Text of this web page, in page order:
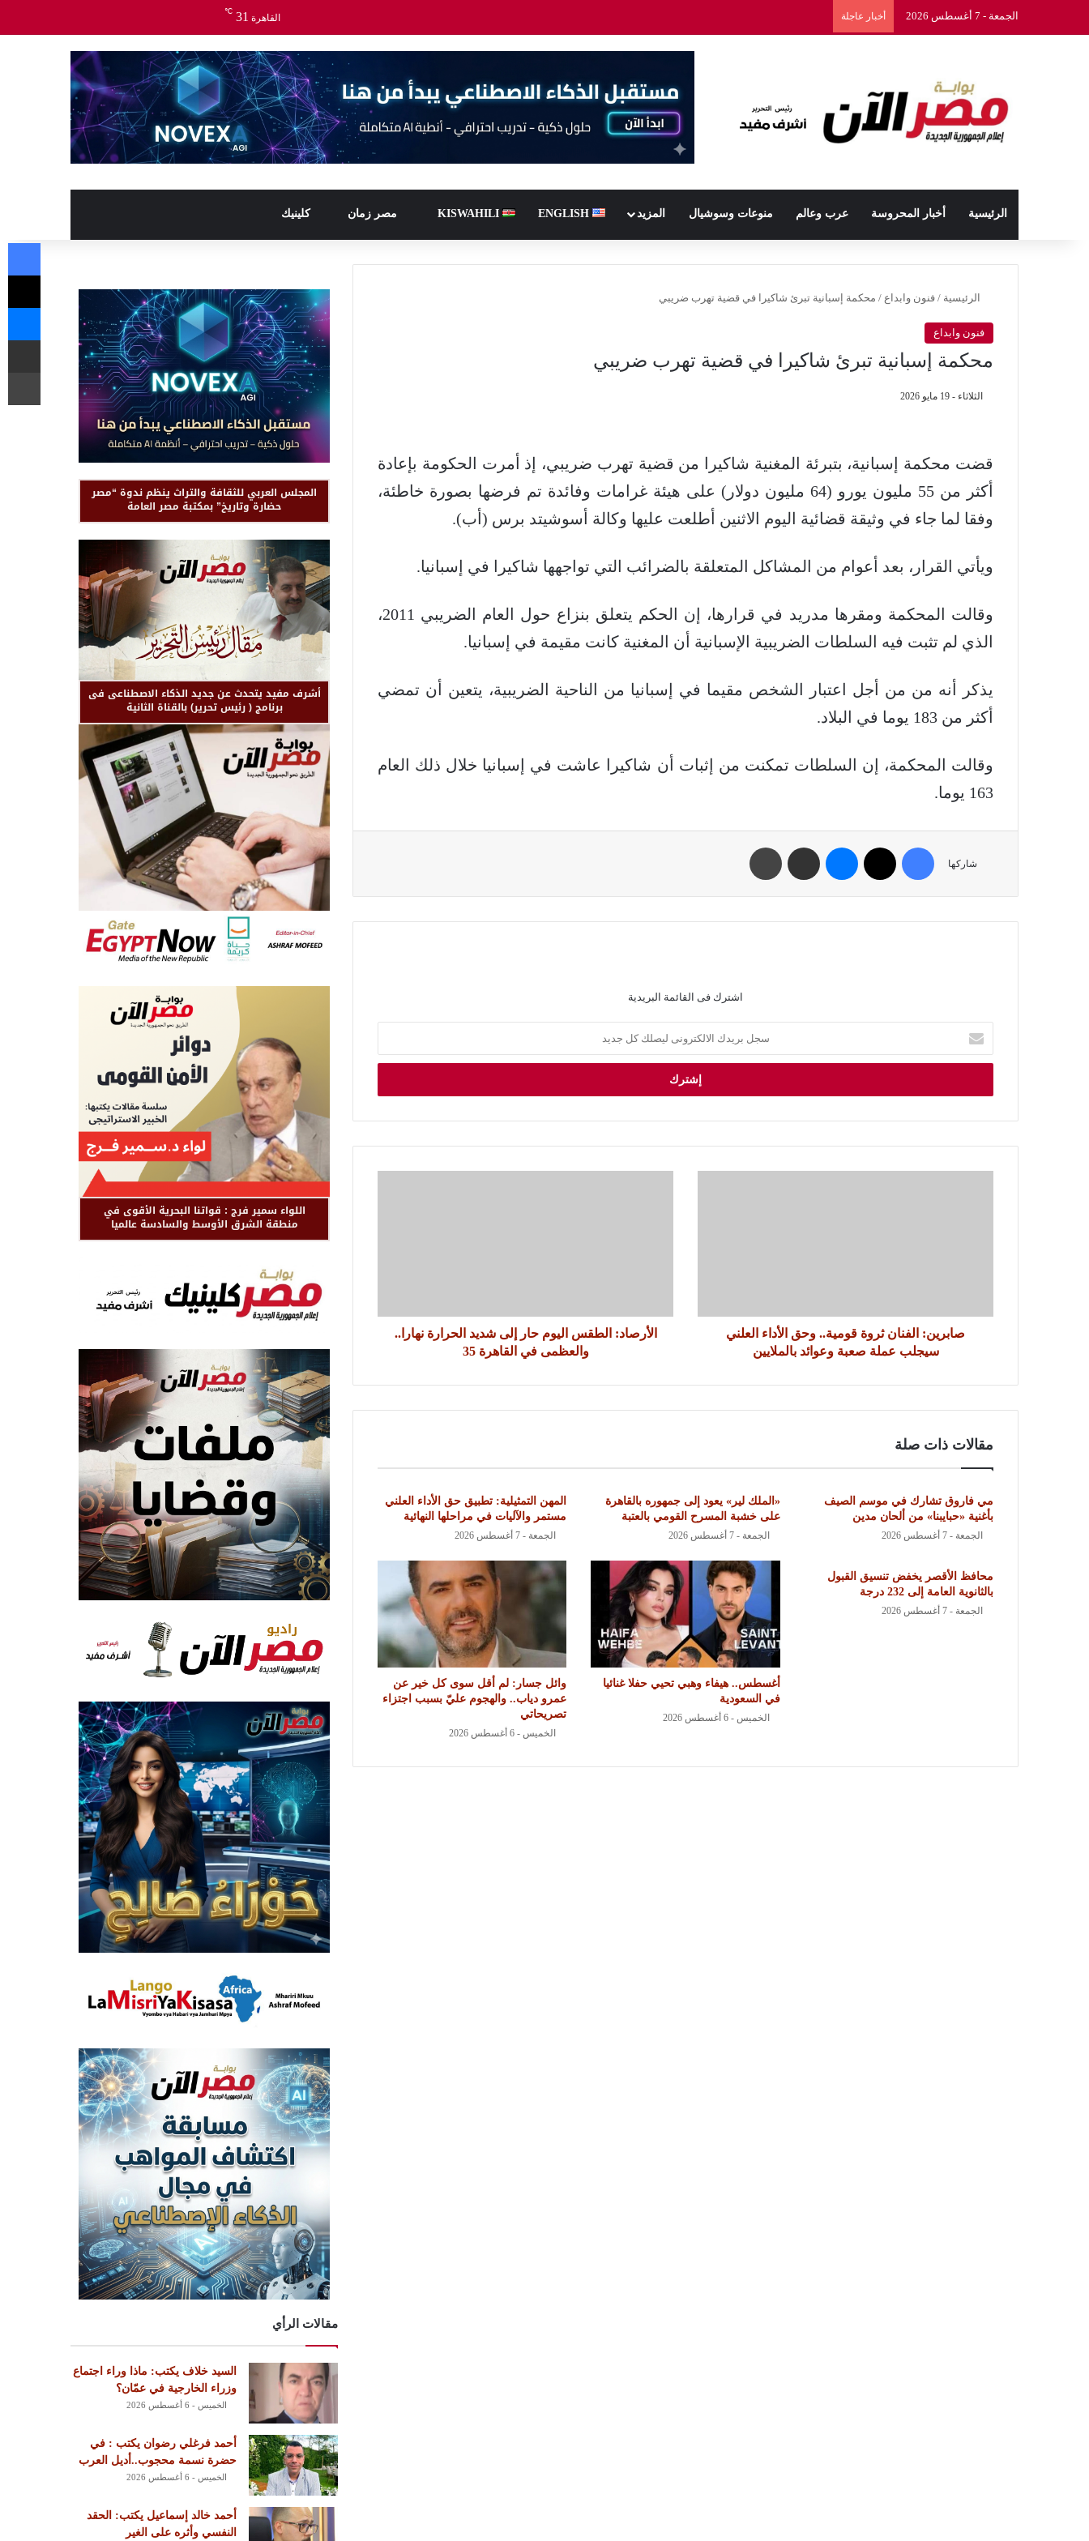
الجمعة - 7 أغسطس 2026 أخبار عاجلة القاهرة 31
℃
الرئيسية أخبار المحروسة عرب وعالم منوعات وسوشيال المزيد ENGLISH
KISWAHILI مصر زمان كلينيك
الرئيسية / فنون وابداع / محكمة إسبانية تبرئ شاكيرا في قضية تهرب ضريبي
فنون وابداع
محكمة إسبانية تبرئ شاكيرا في قضية تهرب ضريبي
الثلاثاء - 19 مايو 2026
قضت محكمة إسبانية، بتبرئة المغنية شاكيرا من قضية تهرب ضريبي، إذ أمرت الحكومة بإعادة
أكثر من 55 مليون يورو (64 مليون دولار) على هيئة غرامات وفائدة تم فرضها بصورة خاطئة،
وفقا لما جاء في وثيقة قضائية اليوم الاثنين أطلعت عليها وكالة أسوشيتد برس (أب).
ويأتي القرار، بعد أعوام من المشاكل المتعلقة بالضرائب التي تواجهها شاكيرا في إسبانيا.
وقالت المحكمة ومقرها مدريد في قرارها، إن الحكم يتعلق بنزاع حول العام الضريبي 2011،
الذي لم تثبت فيه السلطات الضريبية الإسبانية أن المغنية كانت مقيمة في إسبانيا.
يذكر أنه من من أجل اعتبار الشخص مقيما في إسبانيا من الناحية الضريبية، يتعين أن تمضي
أكثر من 183 يوما في البلاد.
وقالت المحكمة، إن السلطات تمكنت من إثبات أن شاكيرا عاشت في إسبانيا خلال ذلك العام
163 يوما.
شاركها
اشترك فى القائمة البريدية
صابرين: الفنان ثروة قومية.. وحق الأداء العلني
سيجلب عملة صعبة وعوائد بالملايين
الأرصاد: الطقس اليوم حار إلى شديد الحرارة نهارا..
والعظمى في القاهرة 35
مقالات ذات صلة
مي فاروق تشارك في موسم الصيف
بأغنية «حبايبنا» من ألحان مدين
الجمعة - 7 أغسطس 2026
«الملك لير» يعود إلى جمهوره بالقاهرة
على خشبة المسرح القومي بالعتبة
الجمعة - 7 أغسطس 2026
المهن التمثيلية: تطبيق حق الأداء العلني
مستمر والآليات في مراحلها النهائية
الجمعة - 7 أغسطس 2026
محافظ الأقصر يخفض تنسيق القبول
بالثانوية العامة إلى 232 درجة
الجمعة - 7 أغسطس 2026
أغسطس.. هيفاء وهبي تحيي حفلا غنائيا
في السعودية
الخميس - 6 أغسطس 2026
وائل جسار: لم أقل سوى كل خير عن
عمرو دياب.. والهجوم عليّ بسبب اجتزاء
تصريحاتي
الخميس - 6 أغسطس 2026
المجلس العربي للثقافة والتراث ينظم ندوة “مصر
حضارة وتاريخ” بمكتبة مصر العامة
أشرف مفيد يتحدث عن جديد الذكاء الاصطناعى فى
برنامج ( رئيس تحرير) بالقناة الثانية
اللواء سمير فرج : قواتنا البحرية الأقوى في
منطقة الشرق الأوسط والسادسة عالميا
مقالات الرأي
السيد خلاف يكتب: ماذا وراء اجتماع
وزراء الخارجية في عمّان؟
الخميس - 6 أغسطس 2026
أحمد فرغلي رضوان يكتب : في
حضرة نسمة محجوب..أديل العرب
الخميس - 6 أغسطس 2026
أحمد خالد إسماعيل يكتب: الحقد
النفسي وأثره على الغير